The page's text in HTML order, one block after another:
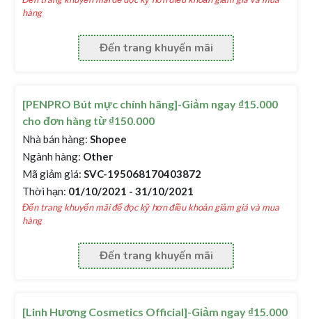
hàng
Đến trang khuyến mãi
[PENPRO Bút mực chính hãng]-Giảm ngay ₫15.000
cho đơn hàng từ ₫150.000
Nhà bán hàng: Shopee
Ngành hàng: Other
Mã giảm giá: SVC-195068170403872
Thời hạn: 01/10/2021 - 31/10/2021
Đến trang khuyến mãi để đọc kỹ hơn điều khoản giảm giá và mua
hàng
Đến trang khuyến mãi
[Linh Hương Cosmetics Official]-Giảm ngay ₫15.000